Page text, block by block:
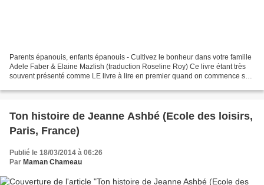
Parents épanouis, enfants épanouis - Cultivez le bonheur dans votre famille
Adele Faber & Elaine Mazlish (traduction Roseline Roy) Ce livre étant très
souvent présenté comme LE livre à lire en premier quand on commence son
Ton histoire de Jeanne Ashbé (Ecole des loisirs,
Paris, France)
Publié le 18/03/2014 à 06:26
Par Maman Chameau